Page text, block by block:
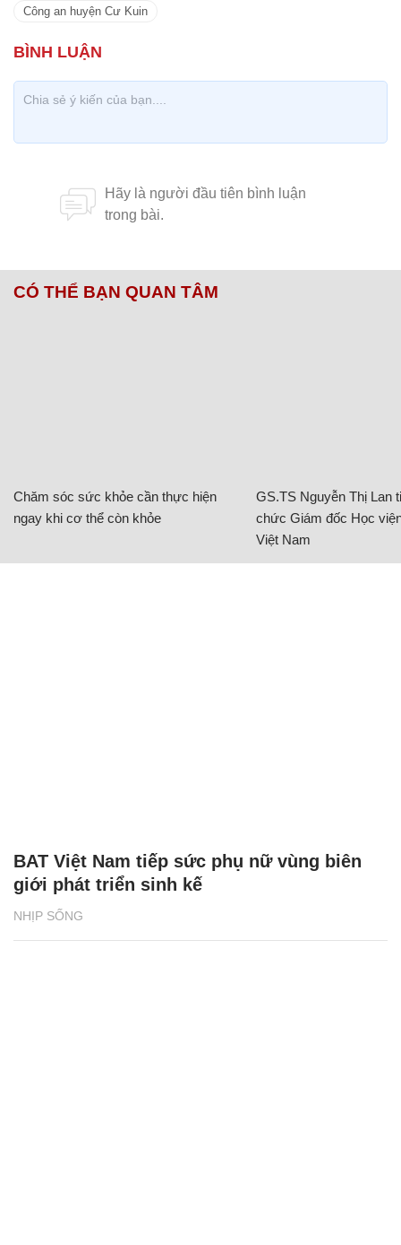
Công an huyện Cư Kuin
CÓ THỂ BẠN QUAN TÂM
Chăm sóc sức khỏe cần thực hiện
ngay khi cơ thể còn khỏe
GS.TS Nguyễn Thị Lan
chức Giám đốc Học
Việt Nam
NHỊP SỐNG
BAT Việt Nam tiếp sức phụ nữ vùng biên
giới phát triển sinh kế